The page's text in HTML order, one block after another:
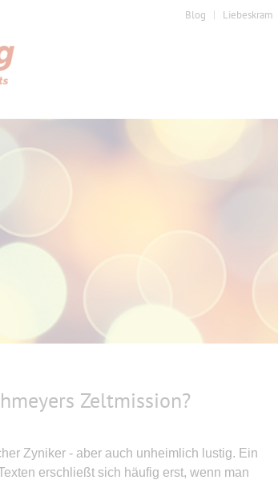
Blog Liebeskram
Zeltmission?
Zyniker - aber auch unheimlich lustig. Ein
erschließt sich häufig erst, wenn man